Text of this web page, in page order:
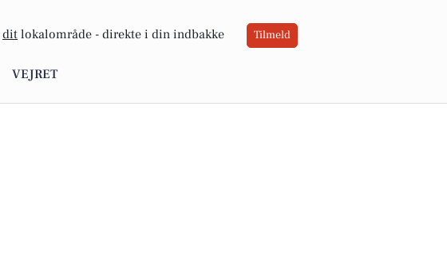
dit lokalområde - direkte i din indbakke Tilmeld
VEJRET